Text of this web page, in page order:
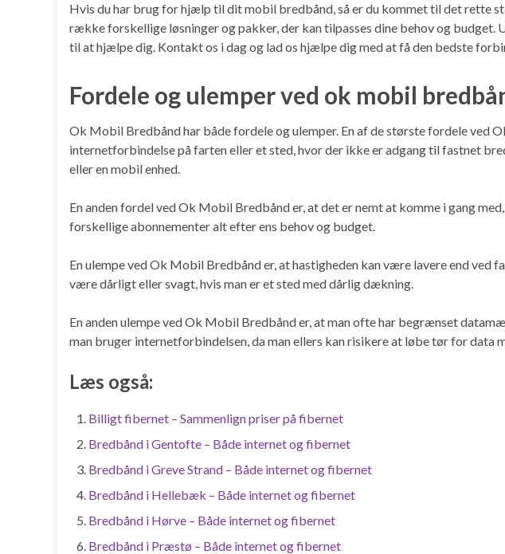
Hvis du har brug for hjælp til dit mobil bredbånd, så er du kommet til det rette
række forskellige løsninger og pakker, der kan tilpasses dine behov og
til at hjælpe dig. Kontakt os i dag og lad os hjælpe dig med at få den bedste
Fordele og ulemper ved ok mobil
Ok Mobil Bredbånd har både fordele og ulemper. En af de største fordele ved
internetforbindelse på farten eller et sted, hvor der ikke er adgang til fastnet
eller en mobil enhed.
En anden fordel ved Ok Mobil Bredbånd er, at det er nemt at komme i gang
forskellige abonnementer alt efter ens behov og budget.
En ulempe ved Ok Mobil Bredbånd er, at hastigheden kan være lavere end
være dårligt eller svagt, hvis man er et sted med dårlig dækning.
En anden ulempe ved Ok Mobil Bredbånd er, at man ofte har begrænset
man bruger internetforbindelsen, da man ellers kan risikere at løbe tør for data
Læs også:
Billigt fibernet – Sammenlign priser på fibernet
Bredbånd i Gentofte – Både internet og fibernet
Bredbånd i Greve Strand – Både internet og fibernet
Bredbånd i Hellebæk – Både internet og fibernet
Bredbånd i Hørve – Både internet og fibernet
Bredbånd i Præstø – Både internet og fibernet